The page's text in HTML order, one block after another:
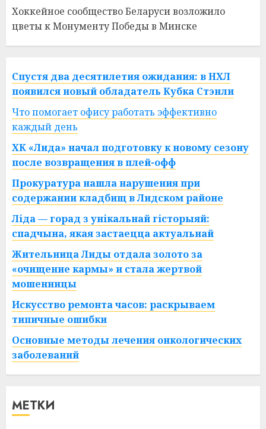
Хоккейное сообщество Беларуси возложило
цветы к Монументу Победы в Минске
Спустя два десятилетия ожидания: в НХЛ
появился новый обладатель Кубка Стэнли
Что помогает офису работать эффективно
каждый день
ХК «Лида» начал подготовку к новому сезону
после возвращения в плей-офф
Прокуратура нашла нарушения при
содержании кладбищ в Лидском районе
Ліда — горад з унікальнай гісторыяй:
спадчына, якая застаецца актуальнай
Жительница Лиды отдала золото за
«очищение кармы» и стала жертвой
мошенницы
Искусство ремонта часов: раскрываем
типичные ошибки
Основные методы лечения онкологических
заболеваний
МЕТКИ